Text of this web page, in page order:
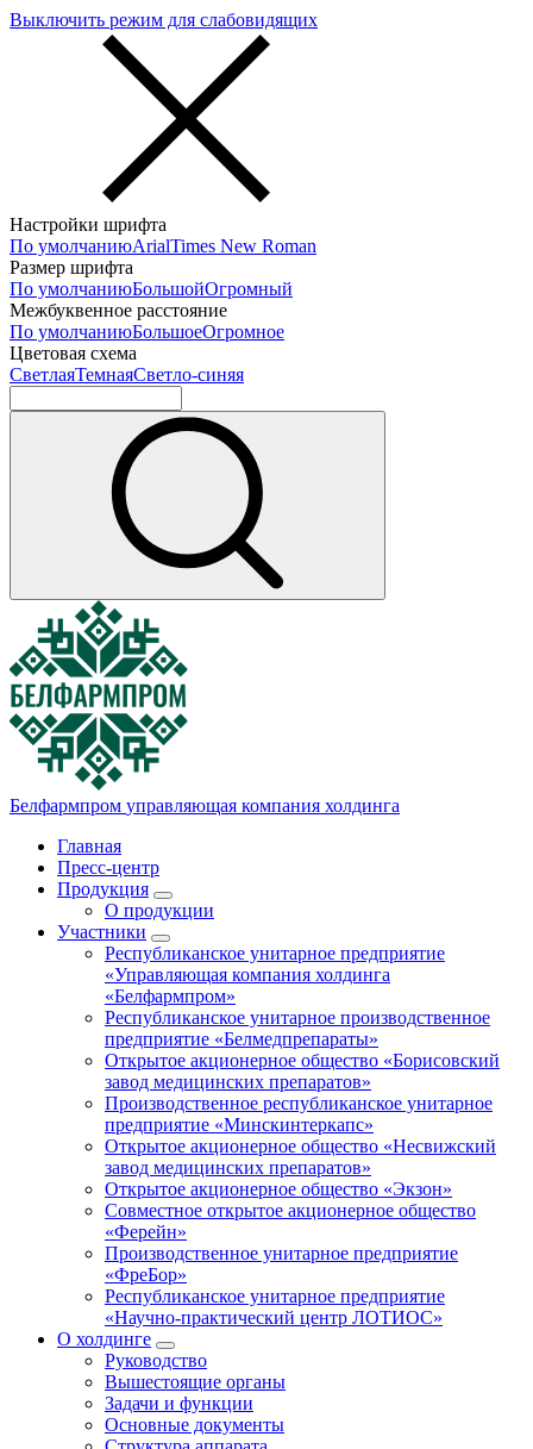
Выключить режим для слабовидящих
Настройки шрифта
По умолчаниюArialTimes New Roman
Размер шрифта
По умолчаниюБольшойОгромный
Межбуквенное расстояние
По умолчаниюБольшоеОгромное
Цветовая схема
СветлаяТемнаяСветло-синяя
Белфармпром управляющая компания холдинга
Главная
Пресс-центр
Продукция
О продукции
Участники
Республиканское унитарное предприятие
«Управляющая компания холдинга
«Белфармпром»
Республиканское унитарное производственное
предприятие «Белмедпрепараты»
Открытое акционерное общество «Борисовский
завод медицинских препаратов»
Производственное республиканское унитарное
предприятие «Минскинтеркапс»
Открытое акционерное общество «Несвижский
завод медицинских препаратов»
Открытое акционерное общество «Экзон»
Совместное открытое акционерное общество
«Ферейн»
Производственное унитарное предприятие
«ФреБор»
Республиканское унитарное предприятие
«Научно-практический центр ЛОТИОС»
О холдинге
Руководство
Вышестоящие органы
Задачи и функции
Основные документы